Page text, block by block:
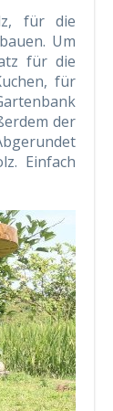
für die
Um
für die
für
der
Einfach